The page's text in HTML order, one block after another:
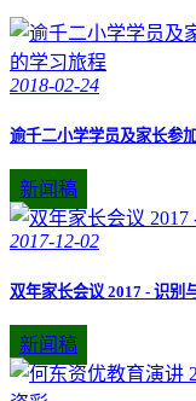
2018-02-24
逾千二小学学员及家长参
新闻稿
2017-12-02
双年家长会议 2017 - 识别
新闻稿